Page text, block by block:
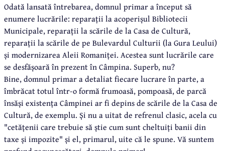
Odată lansată întrebarea, domnul primar a început să
enumere lucrările: reparații la acoperișul Bibliotecii
Municipale, reparații la scările de la Casa de Cultură,
reparații la scările de pe Bulevardul Culturii (la Gura Leului)
și modernizarea Aleii Romaniței. Acestea sunt lucrările care
se desfășoară în prezent în Câmpina. Superb, nu?
Bine, domnul primar a detaliat fiecare lucrare în parte, a
îmbrăcat totul într-o formă frumoasă, pompoasă, de parcă
însăși existența Câmpinei ar fi depins de scările de la Casa de
Cultură, de exemplu. Și nu a uitat de refrenul clasic, acela cu
"cetățenii care trebuie să știe cum sunt cheltuiți banii din
taxe și impozite" și el, primarul, uite că le spune. Vă suntem